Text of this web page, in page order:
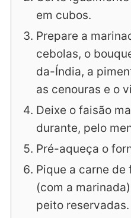
em cubos.
Prepare a
cebolas, o
da-Índia, a
as cenouras e o
Deixe o faisão
durante, pelo
Pré-aqueça o
Pique a carne de
(com a
peito reservadas.